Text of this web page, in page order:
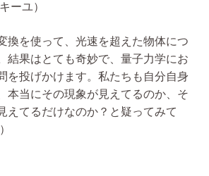
ーユ）
換を使って、光速を超えた物体につ
結果はとても奇妙で、量子力学にお
を投げかけます。私たちも自分自身
本当にその現象が見えてるのか、そ
えてるだけなのか？と疑ってみて